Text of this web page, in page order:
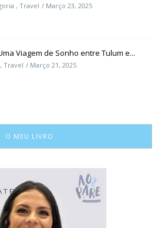
, Travel Março 23, 2025
Viagem de Sonho entre Tulum e...
, Travel Março 21, 2025
O MEU LIVRO